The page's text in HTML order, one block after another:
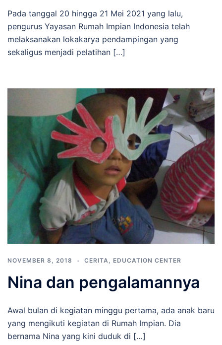
Pada tanggal 20 hingga 21 Mei 2021 yang lalu,
pengurus Yayasan Rumah Impian Indonesia telah
melaksanakan lokakarya pendampingan yang
sekaligus menjadi pelatihan […]
NOVEMBER 8, 2018 CERITA, EDUCATION CENTER
Nina dan pengalamannya
Awal bulan di kegiatan minggu pertama, ada anak baru
yang mengikuti kegiatan di Rumah Impian. Dia
bernama Nina yang kini duduk di […]